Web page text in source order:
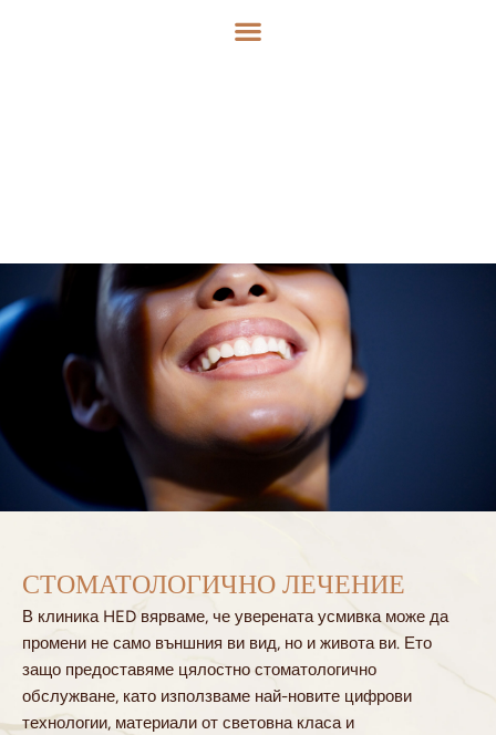
СТОМАТОЛОГИЧНО ЛЕЧЕНИЕ
В клиника HED вярваме, че уверената усмивка може да
промени не само външния ви вид, но и живота ви. Ето
защо предоставяме цялостно стоматологично
обслужване, като използваме най-новите цифрови
технологии, материали от световна класа и